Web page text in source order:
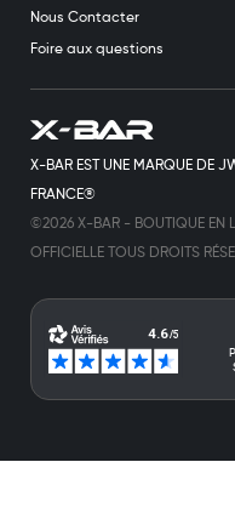
X-BAR EST UNE MARQUE DE
FRANCE®
©2026 X-BAR - BOUTIQUE EN
OFFICIELLE TOUS DROITS
Nous Contacter
Foire aux questions